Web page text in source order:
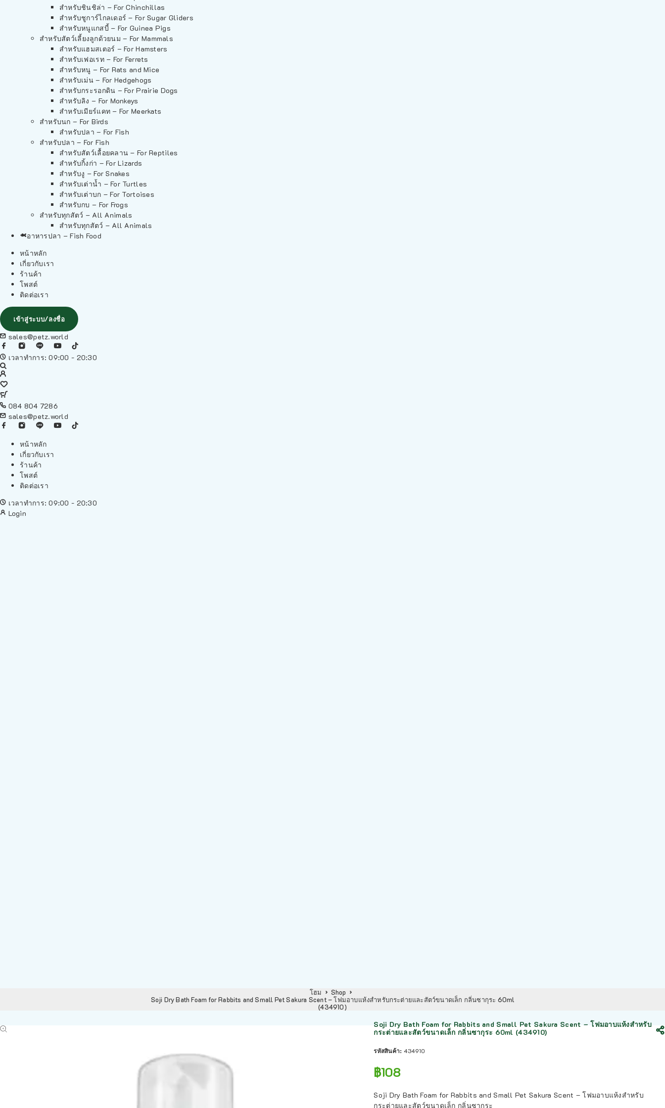
สำหรับชินชิล่า – For Chinchillas
สำหรับชูการ์ไกลเดอร์ – For Sugar Gliders
สำหรับหนูแกสบี้ – For Guinea Pigs
สำหรับสัตว์เลี้ยงลูกด้วยนม – For Mammals
สำหรับแฮมสเตอร์ – For Hamsters
สำหรับเฟอเรท – For Ferrets
สำหรับหนู – For Rats and Mice
สำหรับเม่น – For Hedgehogs
สำหรับกระรอกดิน – For Prairie Dogs
สำหรับลิง – For Monkeys
สำหรับเมียร์แคท – For Meerkats
สำหรับนก – For Birds
สำหรับปลา – For Fish
สำหรับปลา – For Fish
สำหรับสัตว์เลื้อยคลาน – For Reptiles
สำหรับกิ้งก่า – For Lizards
สำหรับงู – For Snakes
สำหรับเต่าน้ำ – For Turtles
สำหรับเต่าบก – For Tortoises
สำหรับกบ – For Frogs
สำหรับทุกสัตว์ – All Animals
สำหรับทุกสัตว์ – All Animals
อาหารปลา – Fish Food
หน้าหลัก
เกี่ยวกับเรา
ร้านค้า
โพสต์
ติดต่อเรา
เข้าสู่ระบบ/ลงชื่อ
sales@petz.world
เวลาทำการ: 09:00 - 20:30
084 804 7286
sales@petz.world
หน้าหลัก
เกี่ยวกับเรา
ร้านค้า
โพสต์
ติดต่อเรา
เวลาทำการ: 09:00 - 20:30
Login
โฮม
Shop
Soji Dry Bath Foam for Rabbits and Small Pet Sakura Scent – โฟมอาบแห้งสำหรับกระต่ายและสัตว์ขนาดเล็ก กลิ่นซากุระ 60ml
(434910)
Soji Dry Bath Foam for Rabbits and Small Pet Sakura Scent – โฟมอาบแห้งสำหรับ
กระต่ายและสัตว์ขนาดเล็ก กลิ่นซากุระ 60ml (434910)
รหัสสินค้า: 434910
฿108
Soji Dry Bath Foam for Rabbits and Small Pet Sakura Scent – โฟมอาบแห้งสำหรับ
กระต่ายและสัตว์ขนาดเล็ก กลิ่นซากุระ